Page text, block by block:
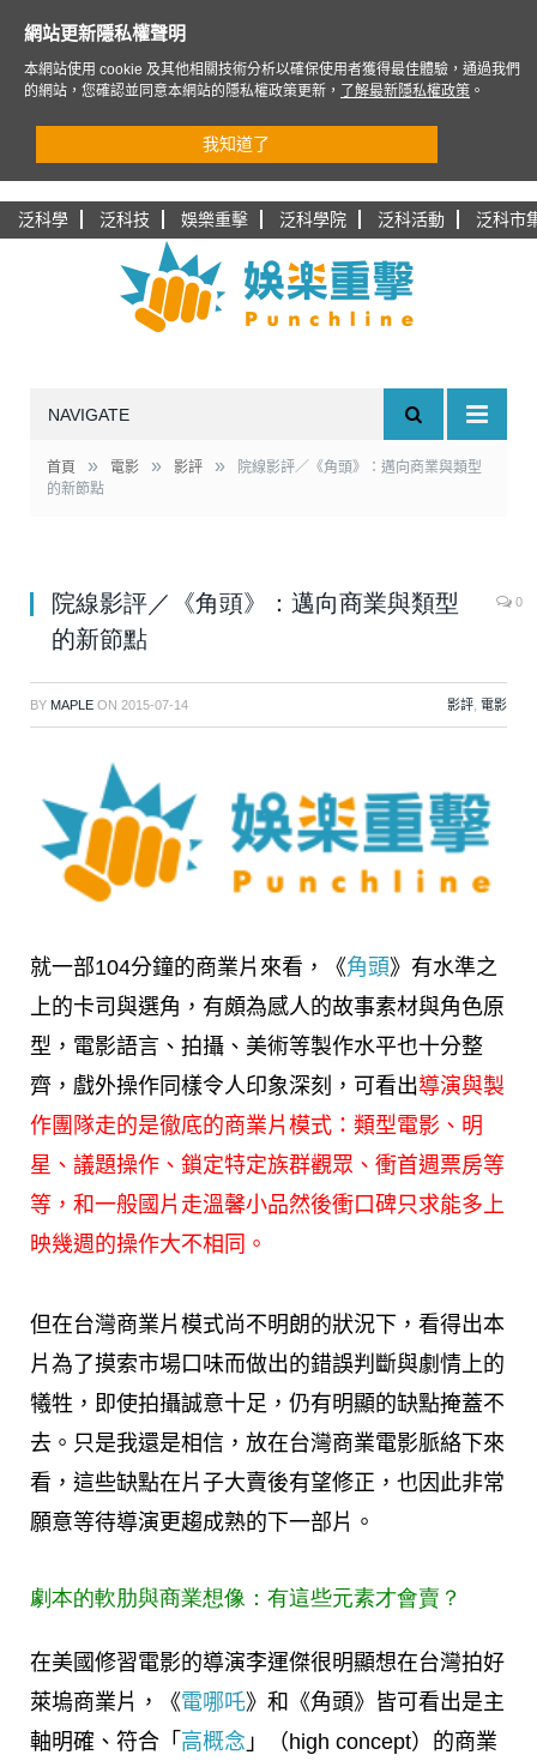
泛科學 泛科技 娛樂重擊 泛科學院 泛科活動 泛科市
NAVIGATE
首頁 » 電影 » 影評 »
院線影評／《角頭》：邁向商業與類型
的新節點
院線影評／《角頭》：邁向商業與類型
的新節點
0
BY MAPLE ON 2015-07-14 影評 電影
就一部104分鐘的商業片來看，《角頭》有水準之
上的卡司與選角，有頗為感人的故事素材與角色原
型，電影語言、拍攝、美術等製作水平也十分整
齊，戲外操作同樣令人印象深刻，可看出導演與製
作團隊走的是徹底的商業片模式：類型電影、明
星、議題操作、鎖定特定族群觀眾、衝首週票房等
等，和一般國片走溫馨小品然後衝口碑只求能多上
映幾週的操作大不相同。
但在台灣商業片模式尚不明朗的狀況下，看得出本
片為了摸索市場口味而做出的錯誤判斷與劇情上的
犧牲，即使拍攝誠意十足，仍有明顯的缺點掩蓋不
去。只是我還是相信，放在台灣商業電影脈絡下來
看，這些缺點在片子大賣後有望修正，也因此非常
願意等待導演更趨成熟的下一部片。
劇本的軟肋與商業想像：有這些元素才會賣？
在美國修習電影的導演李運傑很明顯想在台灣拍好
萊塢商業片，《電哪吒》和《角頭》皆可看出是主
軸明確、符合「 高概念 」（high concept）的商業
網站更新隱私權聲明
本網站使用 cookie 及其他相關技術分析以確保使用者獲得最佳體驗，通過我們
的網站，您確認並同意本網站的隱私權政策更新，
了解最新隱私權政策 。
我知道了